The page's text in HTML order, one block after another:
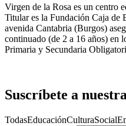
Virgen de la Rosa es un centro
Titular es la Fundación Caja de
avenida Cantabria (Burgos)
continuado (de 2 a 16 años) en
Primaria y Secundaria
Suscríbete a
TodasEducaciónCulturaSocial